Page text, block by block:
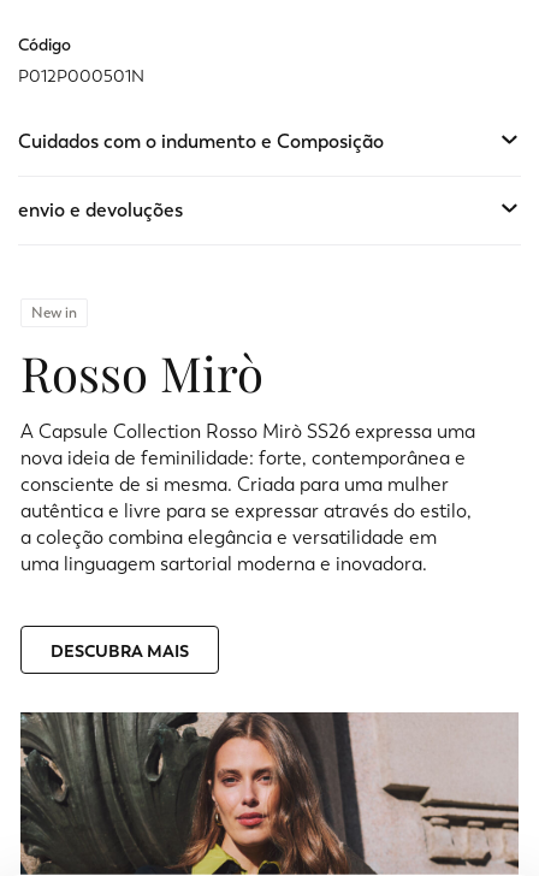
Código
P012P000501N
Cuidados com o indumento e Composição
envio e devoluções
New in
Rosso Mirò
A Capsule Collection Rosso Mirò SS26 expressa uma
nova ideia de feminilidade: forte, contemporânea e
consciente de si mesma. Criada para uma mulher
autêntica e livre para se expressar através do estilo,
a coleção combina elegância e versatilidade em
uma linguagem sartorial moderna e inovadora.
DESCUBRA MAIS